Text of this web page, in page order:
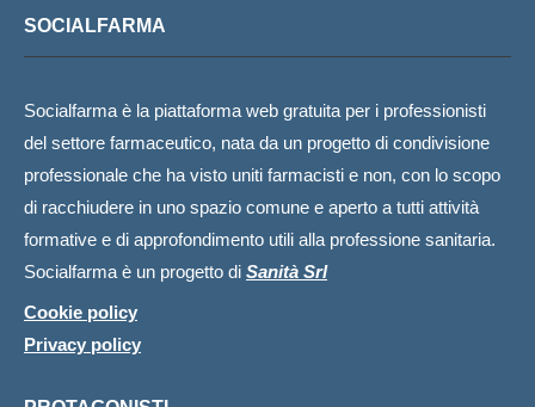
SOCIALFARMA
Socialfarma è la piattaforma web gratuita per i professionisti
del settore farmaceutico, nata da un progetto di condivisione
professionale che ha visto uniti farmacisti e non, con lo scopo
di racchiudere in uno spazio comune e aperto a tutti attività
formative e di approfondimento utili alla professione sanitaria.
Socialfarma è un progetto di Sanità Srl
Cookie policy
Privacy policy